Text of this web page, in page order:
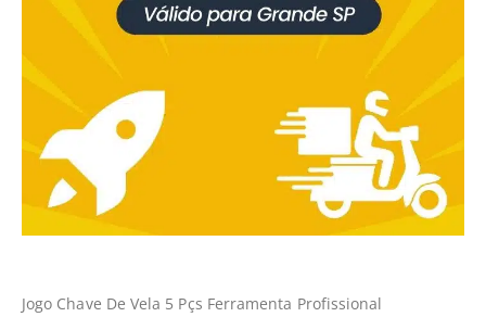
Jogo Chave De Vela 5 Pçs Ferramenta Profissional